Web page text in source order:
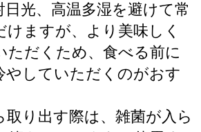
光、高温多湿を避けて常
けますが、より美味しく
ただくため、食べる前に
やしていただくのがおす
り出す際は、雑菌が入ら